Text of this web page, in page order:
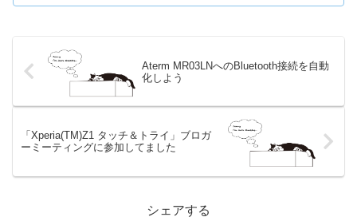
Aterm MR03LNへのBluetooth接続を自動
化しよう
「Xperia(TM)Z1 タッチ＆トライ」ブロガ
ーミーティングに参加してました
シェアする